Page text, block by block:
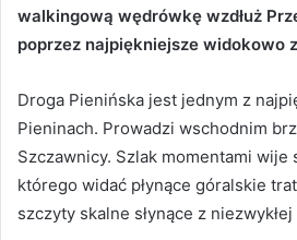
walkingową wędrówkę wzdłuż
poprzez najpiękniejsze widokowo
Droga Pienińska jest jednym z
Pieninach. Prowadzi wschodnim
Szczawnicy. Szlak momentami wije
którego widać płynące góralskie
szczyty skalne słynące z